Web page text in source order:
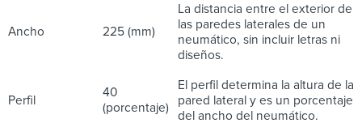
Ancho 225 (mm)
La distancia entre el exterior de
las paredes laterales de un
neumático, sin incluir letras ni
diseños.
Perfil
40
(porcentaje)
El perfil determina la altura de la
pared lateral y es un porcentaje
del ancho del neumático.